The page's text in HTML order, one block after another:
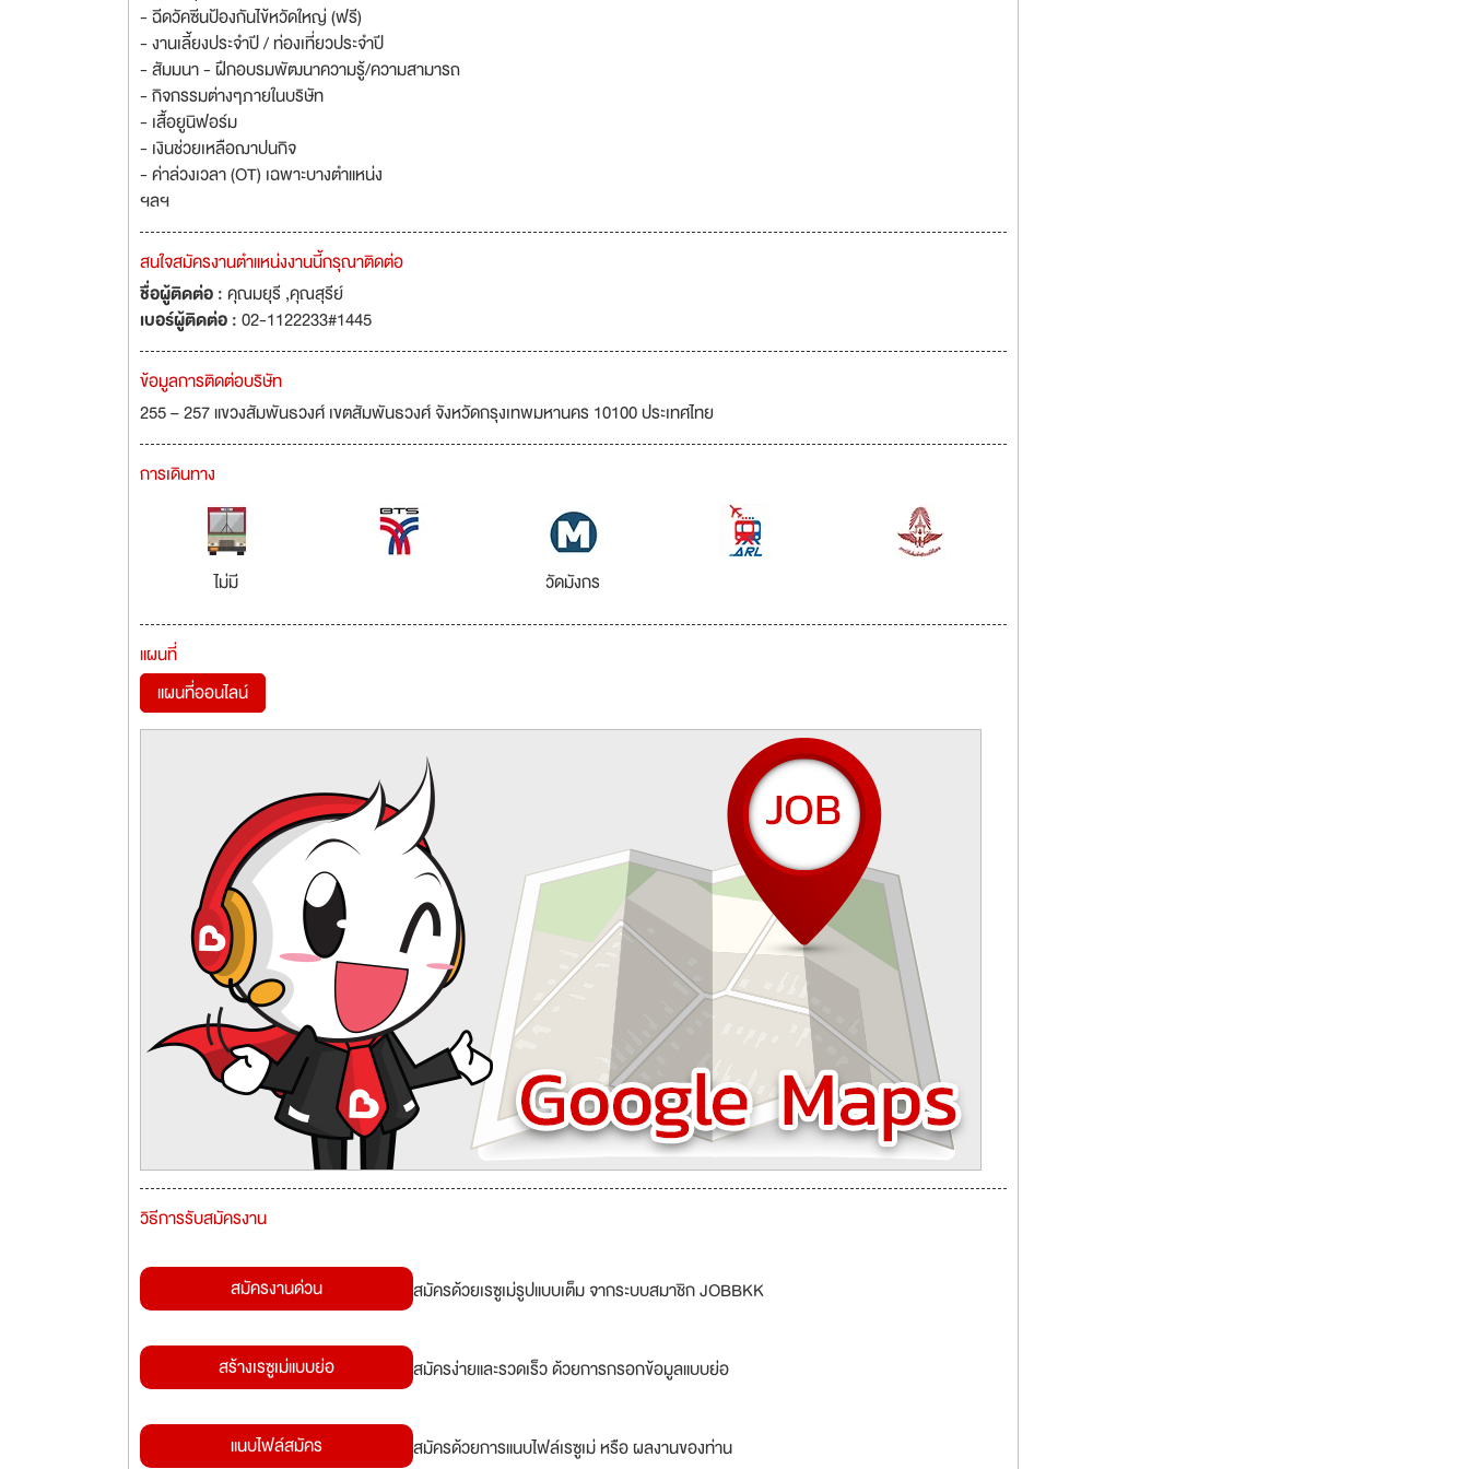
- ฉีดวัคซีนป้องกันไข้หวัดใหญ่ (ฟรี)
- งานเลี้ยงประจำปี / ท่องเที่ยวประจำปี
- สัมมนา - ฝึกอบรมพัฒนาความรู้/ความสามารถ
- กิจกรรมต่างๆภายในบริษัท
- เสื้อยูนิฟอร์ม
- เงินช่วยเหลือฌาปนกิจ
- ค่าล่วงเวลา (OT) เฉพาะบางตำแหน่ง
ฯลฯ
สนใจสมัครงานตำแหน่งงานนี้กรุณาติดต่อ
ชื่อผู้ติดต่อ :คุณมยุรี ,คุณสุรีย์
เบอร์ผู้ติดต่อ :02-1122233#1445
ข้อมูลการติดต่อบริษัท
255 – 257 แขวงสัมพันธวงศ์ เขตสัมพันธวงศ์ จังหวัดกรุงเทพมหานคร 10100 ประเทศไทย
การเดินทาง
ไม่มี วัดมังกร
แผนที่
แผนที่ออนไลน์
วิธีการรับสมัครงาน
สมัครงานด่วน สมัครด้วยเรซูเม่รูปแบบเต็ม จากระบบสมาชิก JOBBKK
สร้างเรซูเม่แบบย่อ สมัครง่ายและรวดเร็ว ด้วยการกรอกข้อมูลแบบย่อ
แนบไฟล์สมัคร สมัครด้วยการแนบไฟล์เรซูเม่ หรือ ผลงานของท่าน